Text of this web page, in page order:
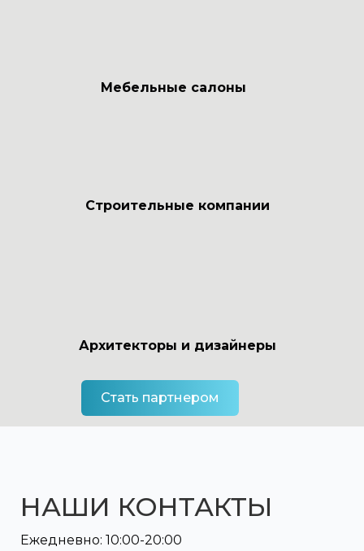
Строительные компании
Архитекторы и дизайнеры
Мебельные салоны
Стать партнером
НАШИ КОНТАКТЫ
Ежедневно: 10:00-20:00